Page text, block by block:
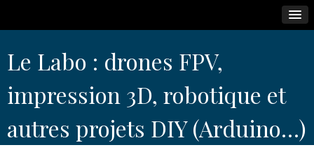
to
content
Le Labo : drones FPV,
impression 3D, robotique et
autres projets DIY (Arduino…)